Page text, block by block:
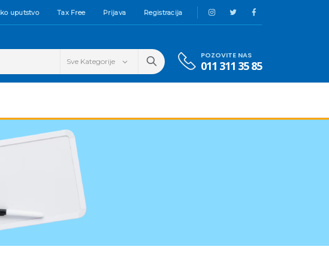
uputstvo Tax Free Prijava Registracija
POZOVITE NAS
011 311 35 85